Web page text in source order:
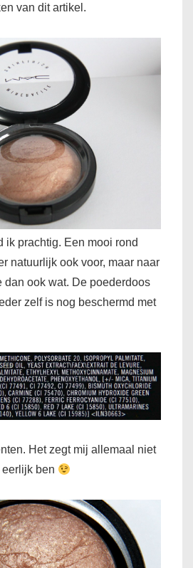
van dit artikel.
ik prachtig. Een mooi rond
natuurlijk ook voor, maar naar
dan ook wat. De poederdoos
zelf is nog beschermd met
Het zegt mij allemaal niet
ben